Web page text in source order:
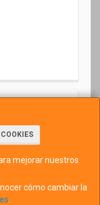
mejorar nuestros
cómo cambiar la